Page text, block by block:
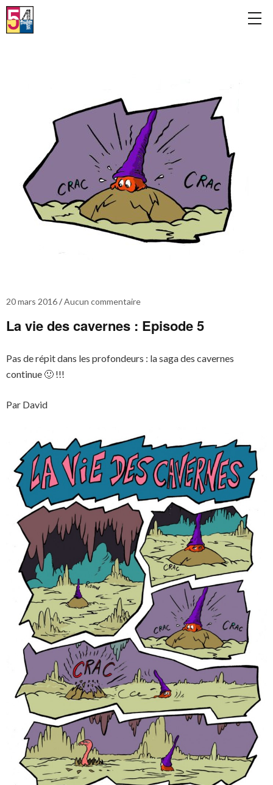
20 mars 2016 Aucun commentaire
La vie des cavernes : Episode 5
Pas de répit dans les profondeurs : la saga des cavernes
continue 🙂 !!!
Par David